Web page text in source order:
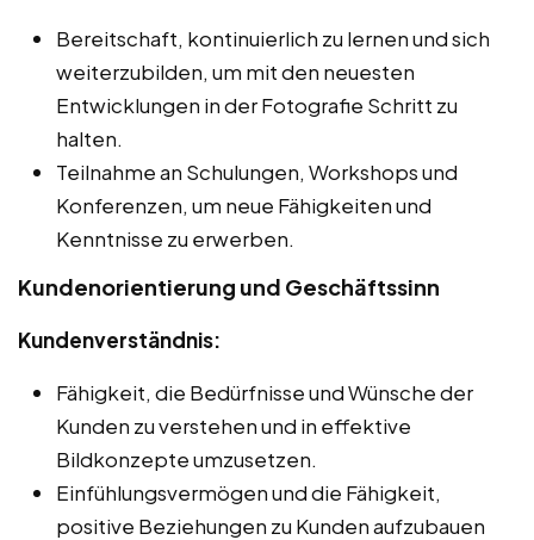
Bereitschaft, kontinuierlich zu lernen und sich
weiterzubilden, um mit den neuesten
Entwicklungen in der Fotografie Schritt zu
halten.
Teilnahme an Schulungen, Workshops und
Konferenzen, um neue Fähigkeiten und
Kenntnisse zu erwerben.
Kundenorientierung und Geschäftssinn
Kundenverständnis:
Fähigkeit, die Bedürfnisse und Wünsche der
Kunden zu verstehen und in effektive
Bildkonzepte umzusetzen.
Einfühlungsvermögen und die Fähigkeit,
positive Beziehungen zu Kunden aufzubauen